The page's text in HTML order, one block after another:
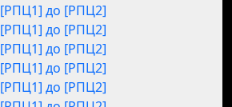
[РПЦ1] до [РПЦ2]
[РПЦ1] до [РПЦ2]
[РПЦ1] до [РПЦ2]
[РПЦ1] до [РПЦ2]
[РПЦ1] до [РПЦ2]